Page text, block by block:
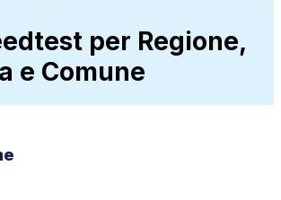
per Regione,
e Comune